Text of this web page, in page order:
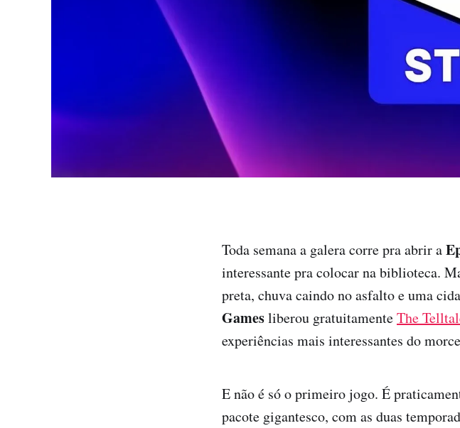
Toda semana a galera corre pra abrir a
interessante pra colocar na biblioteca.
preta, chuva caindo no asfalto e uma
Gamesliberou gratuitamenteThe
experiências mais interessantes do
E não é só o primeiro jogo. É
pacote gigantesco, com as duas